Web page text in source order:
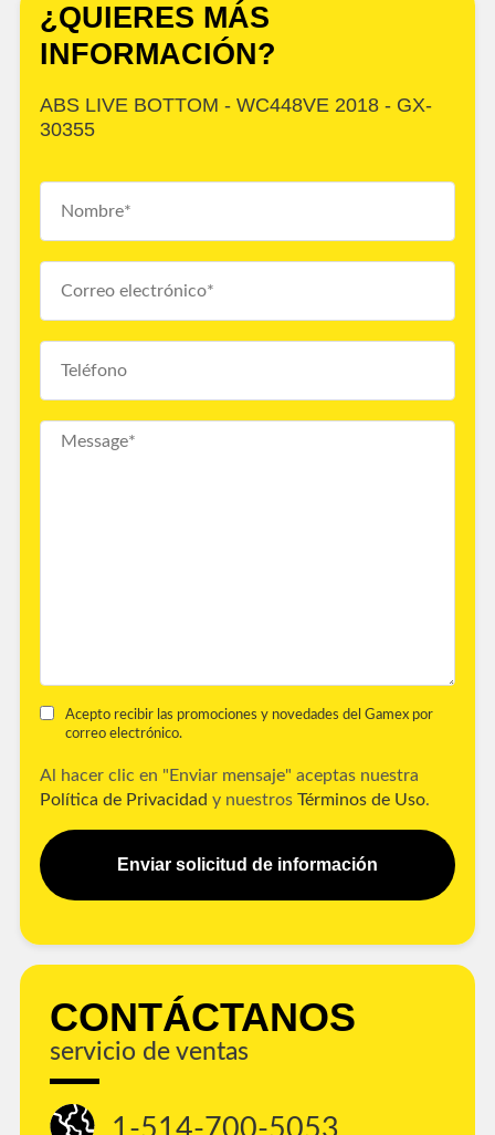
¿QUIERES MÁS
INFORMACIÓN?
ABS LIVE BOTTOM - WC448VE 2018 - GX-
30355
Acepto recibir las promociones y novedades del Gamex por
correo electrónico.
Al hacer clic en "Enviar mensaje" aceptas nuestra
Política de Privacidad y nuestros Términos de Uso.
Enviar solicitud de información
CONTÁCTANOS
servicio de ventas